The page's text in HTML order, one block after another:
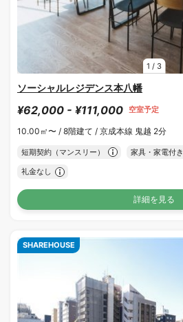
1 / 3
ソーシャルレジデンス本八幡
¥62,000 - ¥111,000 空室予定
10.00㎡〜 / 8階建て / 京成本線 鬼越 2分
短期契約（マンスリー） 家具・家電付き
礼金なし
詳細を見る
SHAREHOUSE